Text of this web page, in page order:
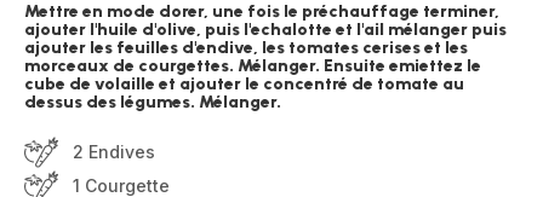
Mettre en mode dorer, une fois le préchauffage terminer,
ajouter l'huile d'olive, puis l'echalotte et l'ail mélanger puis
ajouter les feuilles d'endive, les tomates cerises et les
morceaux de courgettes. Mélanger. Ensuite emiettez le
cube de volaille et ajouter le concentré de tomate au
dessus des légumes. Mélanger.
2 Endives
1 Courgette